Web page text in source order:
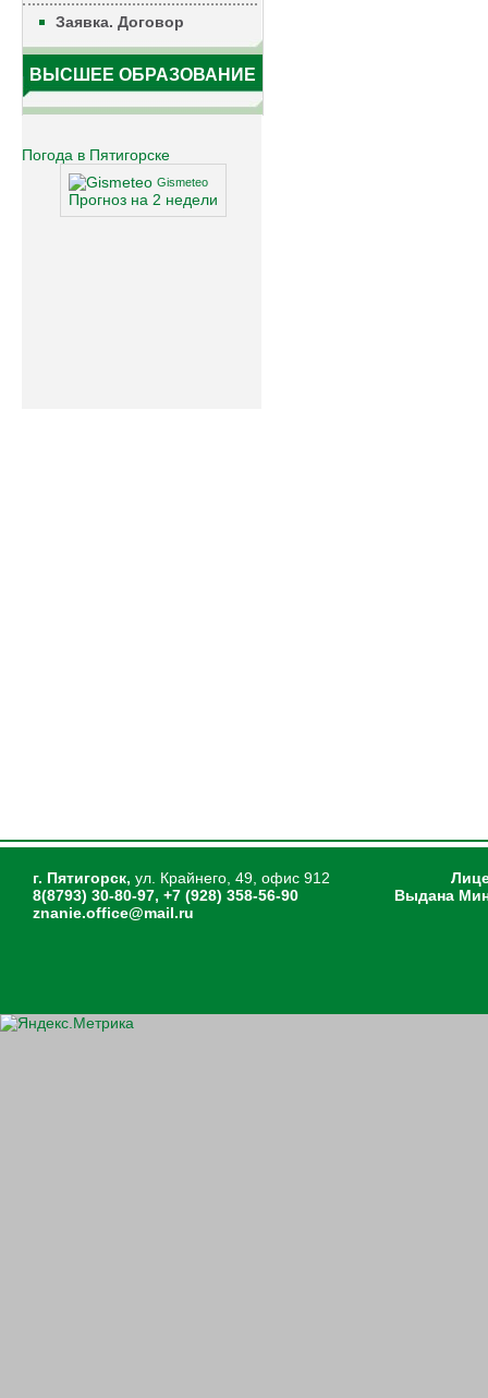
Заявка. Договор
ВЫСШЕЕ ОБРАЗОВАНИЕ
Погода в Пятигорске
Gismeteo
Прогноз на 2 недели
г. Пятигорск, ул. Крайнего, 49, офис 912
8(8793) 30-80-97, +7 (928) 358-56-90
znanie.office@mail.ru
Выдана